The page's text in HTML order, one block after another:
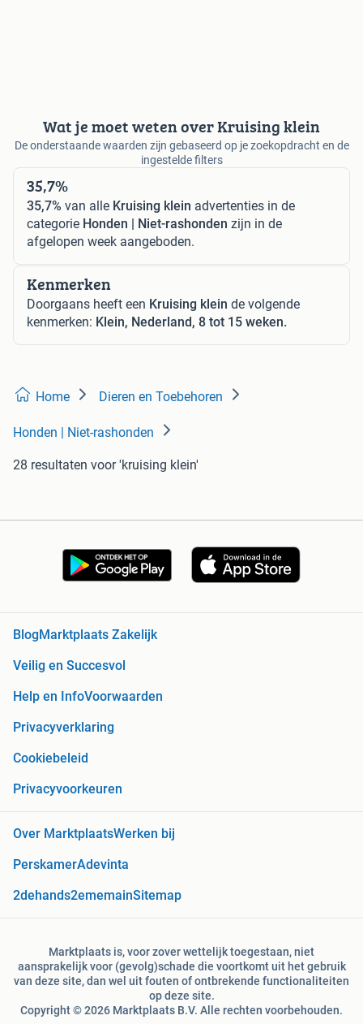
Wat je moet weten over Kruising klein
De onderstaande waarden zijn gebaseerd op je zoekopdracht en de
ingestelde filters
35,7%
35,7% van alle Kruising klein advertenties in de
categorie Honden | Niet-rashonden zijn in de
afgelopen week aangeboden.
Kenmerken
Doorgaans heeft een Kruising klein de volgende
kenmerken: Klein, Nederland, 8 tot 15 weken.
Home Dieren en Toebehoren
Honden | Niet-rashonden
28 resultaten voor 'kruising klein'
BlogMarktplaats Zakelijk
Veilig en Succesvol
Help en InfoVoorwaarden
Privacyverklaring
Cookiebeleid
Privacyvoorkeuren
Over MarktplaatsWerken bij
PerskamerAdevinta
2dehands2ememainSitemap
Marktplaats is, voor zover wettelijk toegestaan, niet
aansprakelijk voor (gevolg)schade die voortkomt uit het gebruik
van deze site, dan wel uit fouten of ontbrekende functionaliteiten
op deze site.
Copyright © 2026 Marktplaats B.V. Alle rechten voorbehouden.